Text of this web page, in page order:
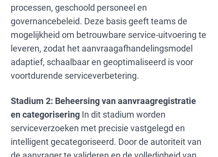
processen, geschoold personeel en
governancebeleid. Deze basis geeft teams de
mogelijkheid om betrouwbare service-uitvoering te
leveren, zodat het aanvraagafhandelingsmodel
adaptief, schaalbaar en geoptimaliseerd is voor
voortdurende serviceverbetering.
Stadium 2: Beheersing van aanvraagregistratie
en categorisering In dit stadium worden
serviceverzoeken met precisie vastgelegd en
intelligent gecategoriseerd. Door de autoriteit van